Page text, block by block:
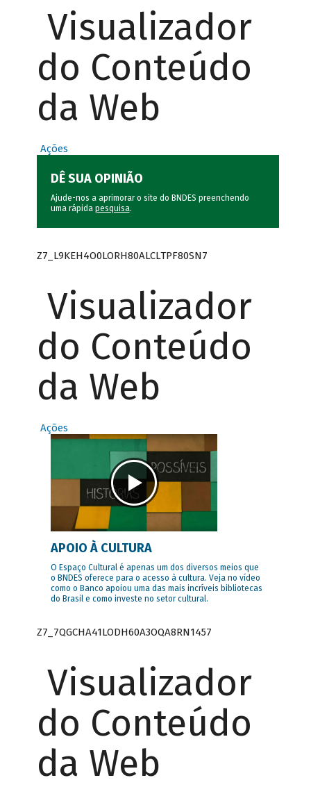
Visualizador
do Conteúdo
da Web
Ações
DÊ SUA OPINIÃO
Ajude-nos a aprimorar o site do BNDES preenchendo
uma rápida pesquisa.
Z7_L9KEH4O0LORH80ALCLTPF80SN7
Visualizador
do Conteúdo
da Web
Ações
APOIO À CULTURA
O Espaço Cultural é apenas um dos diversos meios que
o BNDES oferece para o acesso à cultura. Veja no vídeo
como o Banco apoiou uma das mais incríveis bibliotecas
do Brasil e como investe no setor cultural.
Z7_7QGCHA41LODH60A3OQA8RN1457
Visualizador
do Conteúdo
da Web